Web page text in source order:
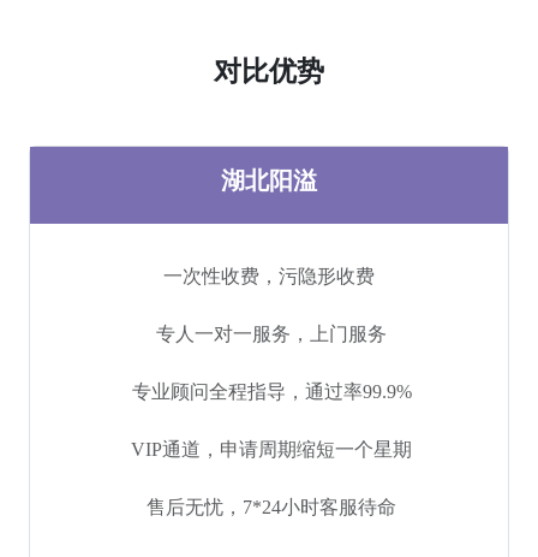
对比优势
湖北阳溢
一次性收费，污隐形收费
专人一对一服务，上门服务
专业顾问全程指导，通过率99.9%
VIP通道，申请周期缩短一个星期
售后无忧，7*24小时客服待命